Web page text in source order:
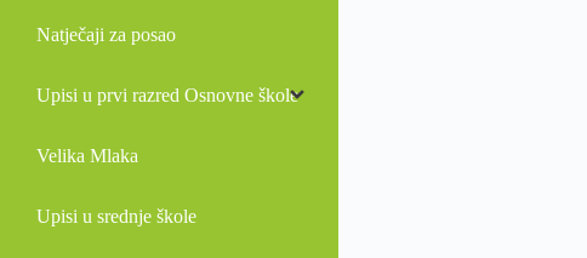
Natječaji za posao
Upisi u prvi razred Osnovne škole
Velika Mlaka
Upisi u srednje škole